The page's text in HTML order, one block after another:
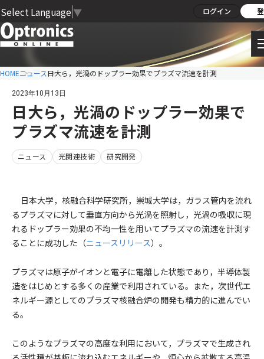
Select Language ▼ ログイン
HOMEニュース日大ら，光渦のドップラー効果でプラズマ流速を計測
2023年10月13日
日大ら，光渦のドップラー効果で
プラズマ流速を計測
ニュース 光関連技術 研究開発
日本大学，核融合科学研究所，崇城大学は，ガラス管内を流れ
るプラズマに対して垂直方向から光渦を照射し，光渦の吸収に現
れるドップラー効果の不均一性を用いてプラズマの流速を計測す
ることに成功した（ニュースリリース）。
プラズマは原子がイオンと電子に電離した状態であり，半導体製
造をはじめとする多くの産業で利用されている。また，次世代エ
ネルギー源としてのプラズマ核融合炉の開発も精力的に進んでい
る。
このようなプラズマの高度な利用において，プラズマで生成され